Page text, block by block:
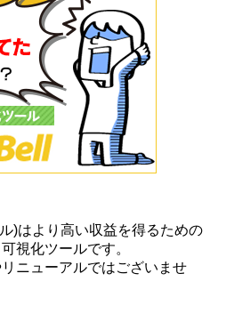
)はより高い収益を得るための
視化ツールです。
ニューアルではございませ